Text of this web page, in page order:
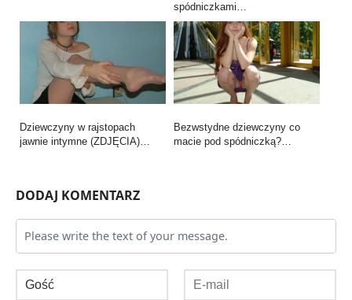
spódniczkami…
Dziewczyny w rajstopach
jawnie intymne (ZDJĘCIA)…
Bezwstydne dziewczyny co
macie pod spódniczką?…
DODAJ KOMENTARZ